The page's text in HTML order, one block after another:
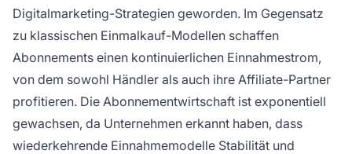
Digitalmarketing-Strategien geworden. Im Gegensatz
zu klassischen Einmalkauf-Modellen schaffen
Abonnements einen kontinuierlichen Einnahmestrom,
von dem sowohl Händler als auch ihre Affiliate-Partner
profitieren. Die Abonnementwirtschaft ist exponentiell
gewachsen, da Unternehmen erkannt haben, dass
wiederkehrende Einnahmemodelle Stabilität und